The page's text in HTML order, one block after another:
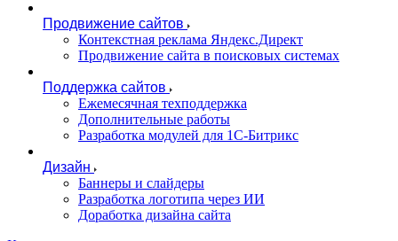
Продвижение сайтов
Контекстная реклама Яндекс.Директ
Продвижение сайта в поисковых системах
Поддержка сайтов
Ежемесячная техподдержка
Дополнительные работы
Разработка модулей для 1С-Битрикс
Дизайн
Баннеры и слайдеры
Разработка логотипа через ИИ
Доработка дизайна сайта